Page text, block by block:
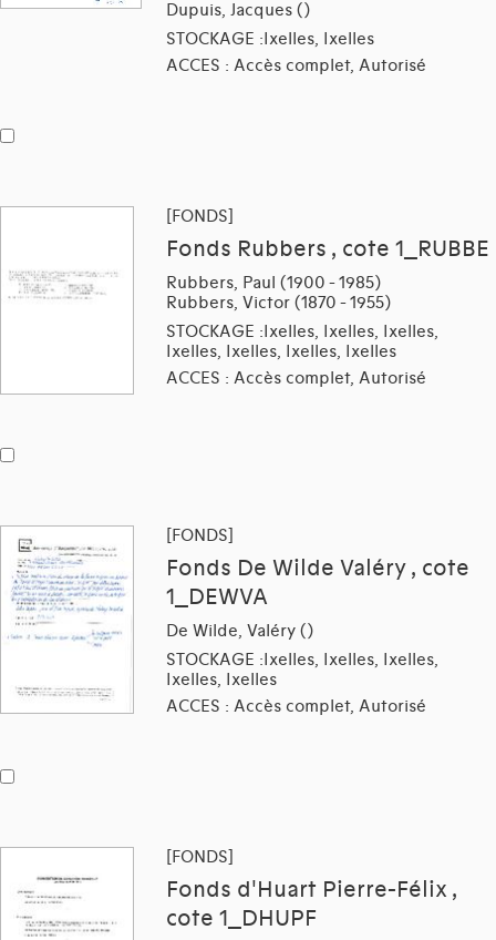
Dupuis, Jacques ()
STOCKAGE :Ixelles, Ixelles
ACCES : Accès complet, Autorisé
[FONDS]
Fonds Rubbers , cote 1_RUBBE
Rubbers, Paul (1900 - 1985)
Rubbers, Victor (1870 - 1955)
STOCKAGE :Ixelles, Ixelles, Ixelles,
Ixelles, Ixelles, Ixelles, Ixelles
ACCES : Accès complet, Autorisé
[FONDS]
Fonds De Wilde Valéry , cote
1_DEWVA
De Wilde, Valéry ()
STOCKAGE :Ixelles, Ixelles, Ixelles,
Ixelles, Ixelles
ACCES : Accès complet, Autorisé
[FONDS]
Fonds d'Huart Pierre-Félix ,
cote 1_DHUPF